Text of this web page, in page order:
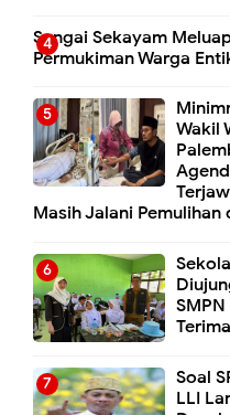
Sungai Sekayam
Permukiman Warga
Wakil
Masih Jalani Pemulihan
Soal
LLI